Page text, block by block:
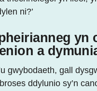
ni?’
yn
a
gwybodaeth, gall
ddylunio sy’n